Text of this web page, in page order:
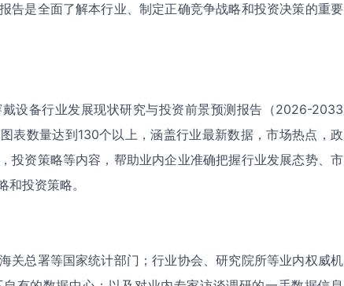
告是全面了解本行业、制定正确竞争战略和投资决策的重要
设备行业发展现状研究与投资前景预测报告（2026-2033
表数量达到130个以上，涵盖行业最新数据，市场热点，政
投资策略等内容，帮助业内企业准确把握行业发展态势、市
投资策略。
关总署等国家统计部门；行业协会、研究院所等业内权威机